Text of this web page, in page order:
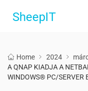
SheepIT
Home 2024
A QNAP KIADJA A
WINDOWS® PC/SERVER